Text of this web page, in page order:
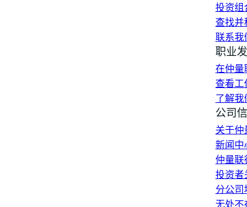
投资组
查找并
联系我
职业
在仲量
查看工
了解
公司
关于
新闻中
仲量联
投资者
分公司